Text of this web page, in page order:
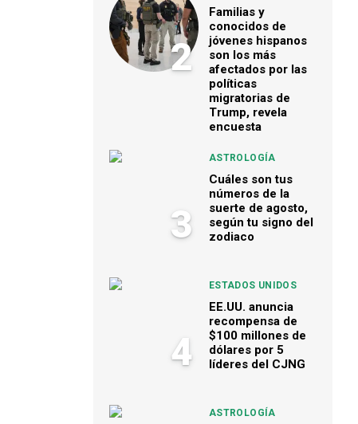
2
Familias y
conocidos de
jóvenes hispanos
son los más
afectados por las
políticas
migratorias de
Trump, revela
encuesta
3
ASTROLOGÍA
Cuáles son tus
números de la
suerte de agosto,
según tu signo del
zodiaco
4
ESTADOS UNIDOS
EE.UU. anuncia
recompensa de
$100 millones de
dólares por 5
líderes del CJNG
ASTROLOGÍA